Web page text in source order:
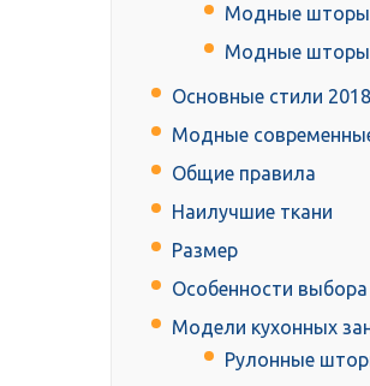
Модные шторы
Модные шторы
Основные стили
Модные
Общие правила
Наилучшие ткани
Размер
Особенности
Модели кухонных
Рулонные